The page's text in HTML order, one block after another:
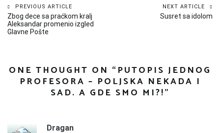
Kretanje
članka
PREVIOUS ARTICLE
Zbog dece sa praćkom kralj
Aleksandar promenio izgled
Glavne Pošte
NEXT ARTICLE
Susret sa idolom
ONE THOUGHT ON “ PUTOPIS JEDNOG
PROFESORA – POLJSKA NEKADA I
SAD. A GDE SMO MI?!”
Dragan